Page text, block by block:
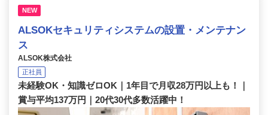
NEW
ALSOKセキュリティシステムの設置・メンテナン
ス
ALSOK株式会社
正社員
未経験OK・知識ゼロOK｜1年目で月収28万円以上も！｜
賞与平均137万円｜20代30代多数活躍中！